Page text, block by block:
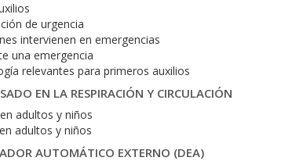
de urgencia
intervienen en emergencias
una emergencia
relevantes para primeros auxilios
EN LA RESPIRACIÓN Y CIRCULACIÓN
adultos y niños
adultos y niños
AUTOMÁTICO EXTERNO (DEA)